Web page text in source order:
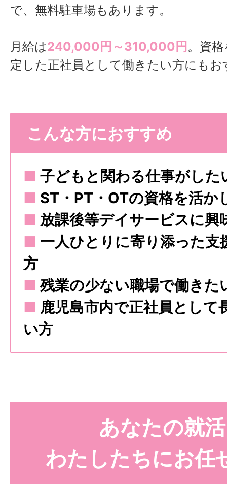
で、無料駐車場もあります。
月給は240,000円～310,000円 。資
定した正社員として働きたい方にも
こんな方におすすめ
■ 子どもと関わる仕事がした
■ ST・PT・OTの資格を活か
■ 放課後等デイサービスに興
■ 一人ひとりに寄り添った支
方
■ 残業の少ない職場で働きた
■ 鹿児島市内で正社員として
い方
あなたの就活
わたしたちにお任